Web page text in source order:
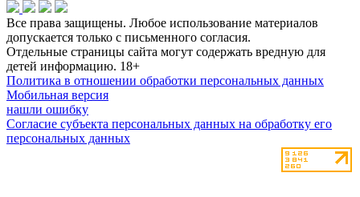
Все права защищены. Любое использование материалов
допускается только с письменного согласия.
Отдельные страницы сайта могут содержать вредную для
детей информацию. 18+
Политика в отношении обработки персональных данных
Мобильная версия
нашли ошибку
Согласие субъекта персональных данных на обработку его
персональных данных